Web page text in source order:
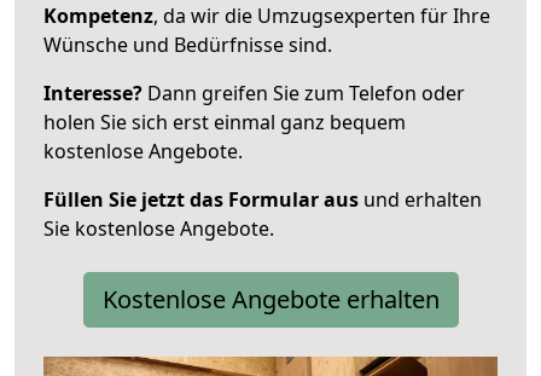
Kompetenz, da wir die Umzugsexperten für Ihre
Wünsche und Bedürfnisse sind.
Interesse? Dann greifen Sie zum Telefon oder
holen Sie sich erst einmal ganz bequem
kostenlose Angebote.
Füllen Sie jetzt das Formular aus und erhalten
Sie kostenlose Angebote.
Kostenlose Angebote erhalten